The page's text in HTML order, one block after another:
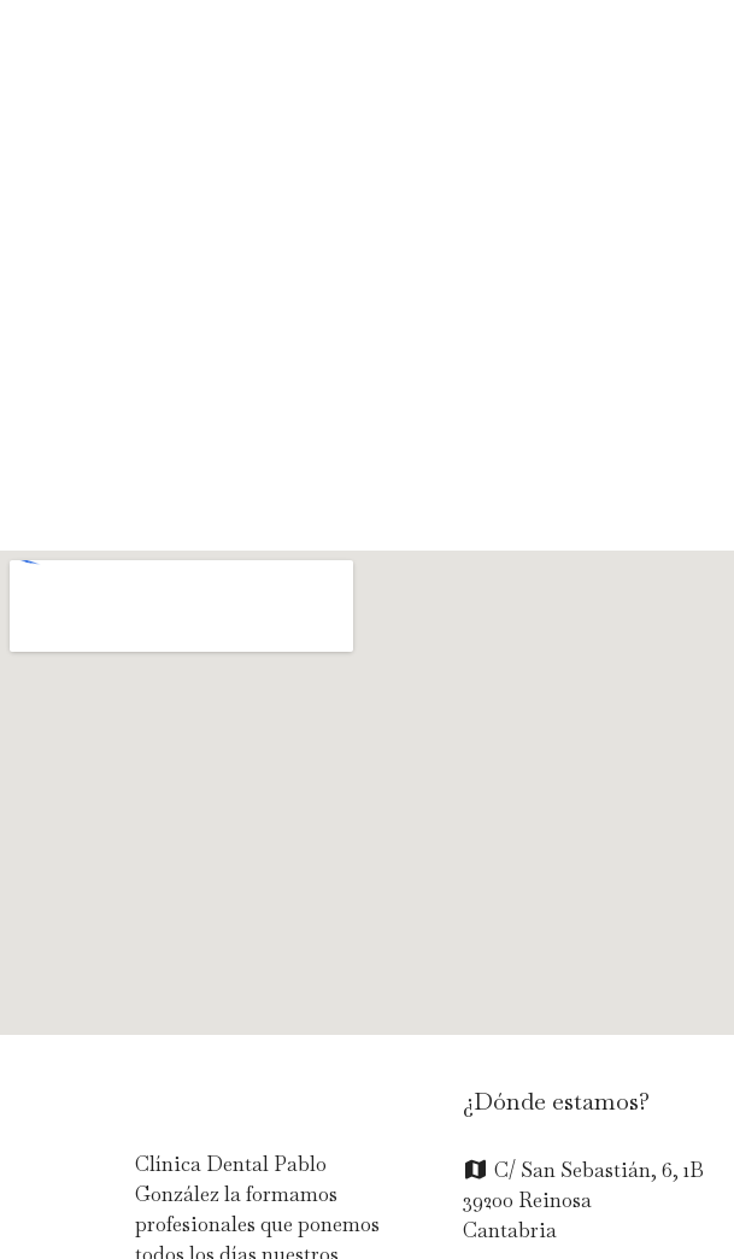
Clínica Dental Pablo
González la formamos
profesionales que ponemos
¿Dónde estamos?
C/ San Sebastián, 6, 1B
39200 Reinosa
Cantabria